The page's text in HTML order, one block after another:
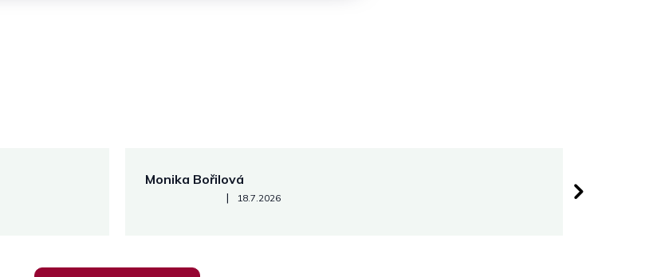
Monika Bořilová
Hodnocení obchodu je 5 z 5 hvězdiček.
| 18.7.2026